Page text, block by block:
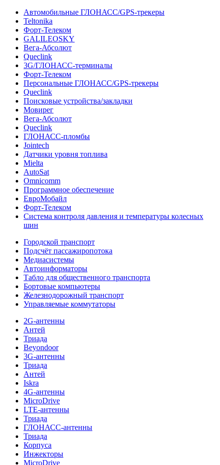
Автомобильные ГЛОНАСС/GPS-трекеры
Teltonika
Форт-Телеком
GALILEOSKY
Вега-Абсолют
Queclink
3G/ГЛОНАСС-терминалы
Форт-Телеком
Персональные ГЛОНАСС/GPS-трекеры
Queclink
Поисковые устройства/закладки
Мовирег
Вега-Абсолют
Queclink
ГЛОНАСС-пломбы
Jointech
Датчики уровня топлива
Mielta
AutoSat
Omnicomm
Программное обеспечение
ЕвроМобайл
Форт-Телеком
Система контроля давления и температуры колесных
шин
Городской транспорт
Подсчёт пассажиропотока
Медиасистемы
Автоинформаторы
Табло для общественного транспорта
Бортовые компьютеры
Железнодорожный транспорт
Управляемые коммутаторы
2G-антенны
Антей
Триада
Beyondoor
3G-антенны
Триада
Антей
Iskra
4G-антенны
MicroDrive
LTE-антенны
Триада
ГЛОНАСС-антенны
Триада
Корпуса
Инжекторы
MicroDrive